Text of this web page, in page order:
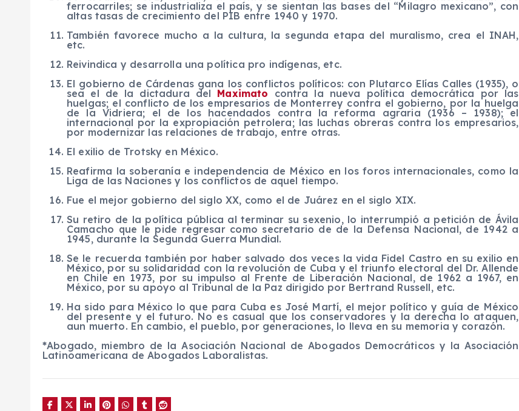
ferrocarriles; se industrializa el país, y se sientan las bases del “Milagro mexicano”, con
altas tasas de crecimiento del PIB entre 1940 y 1970.
También favorece mucho a la cultura, la segunda etapa del muralismo, crea el INAH,
etc.
Reivindica y desarrolla una política pro indígenas, etc.
El gobierno de Cárdenas gana los conflictos políticos: con Plutarco Elías Calles (1935), o
sea el de la dictadura del Maximato contra la nueva política democrática por las
huelgas; el conflicto de los empresarios de Monterrey contra el gobierno, por la huelga
de la Vidriera; el de los hacendados contra la reforma agraria (1936 – 1938); el
internacional por la expropiación petrolera; las luchas obreras contra los empresarios,
por modernizar las relaciones de trabajo, entre otras.
El exilio de Trotsky en México.
Reafirma la soberanía e independencia de México en los foros internacionales, como la
Liga de las Naciones y los conflictos de aquel tiempo.
Fue el mejor gobierno del siglo XX, como el de Juárez en el siglo XIX.
Su retiro de la política pública al terminar su sexenio, lo interrumpió a petición de Ávila
Camacho que le pide regresar como secretario de de la Defensa Nacional, de 1942 a
1945, durante la Segunda Guerra Mundial.
Se le recuerda también por haber salvado dos veces la vida Fidel Castro en su exilio en
México, por su solidaridad con la revolución de Cuba y el triunfo electoral del Dr. Allende
en Chile en 1973, por su impulso al Frente de Liberación Nacional, de 1962 a 1967, en
México, por su apoyo al Tribunal de la Paz dirigido por Bertrand Russell, etc.
Ha sido para México lo que para Cuba es José Martí, el mejor político y guía de México
del presente y el futuro. No es casual que los conservadores y la derecha lo ataquen,
aun muerto. En cambio, el pueblo, por generaciones, lo lleva en su memoria y corazón.
*Abogado, miembro de la Asociación Nacional de Abogados Democráticos y la Asociación
Latinoamericana de Abogados Laboralistas.